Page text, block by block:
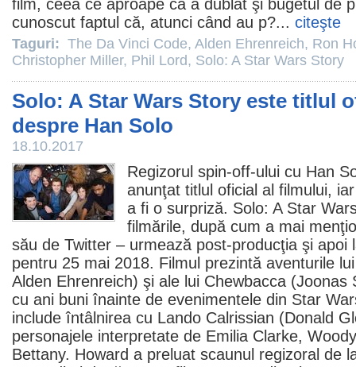
film, ceea ce aproape că a dublat şi bugetul de
cunoscut faptul că, atunci când au p?... citeşte
Taguri: The Da Vinci Code, Alden Ehrenreich, Ron
Christopher Miller, Phil Lord, Solo: A Star Wars Story
Solo: A Star Wars Story este titlul
despre Han Solo
18.10.2017
Regizorul spin-off-ului cu Han
anunţat titlul oficial al filmului,
a fi o surpriză. Solo: A Star
filmările, după cum a mai
său de Twitter – urmează post-producţia şi apoi
pentru 25 mai 2018. Filmul prezintă aventurile
Alden Ehrenreich) şi ale lui Chewbacca (Joonas
cu ani buni înainte de evenimentele din Star
include întâlnirea cu Lando Calrissian (Donald
personajele interpretate de Emilia Clarke,
Bettany. Howard a preluat scaunul regizoral de